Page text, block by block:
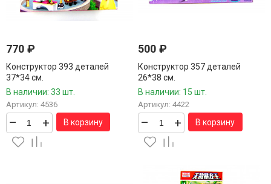
770 ₽
Конструктор 393 деталей
37*34 см.
В наличии: 33 шт.
Артикул: 4536
– + В корзину
500₽
Конструктор 357 деталей
26*38 см.
В наличии: 15 шт.
Артикул: 4422
– + В корзину